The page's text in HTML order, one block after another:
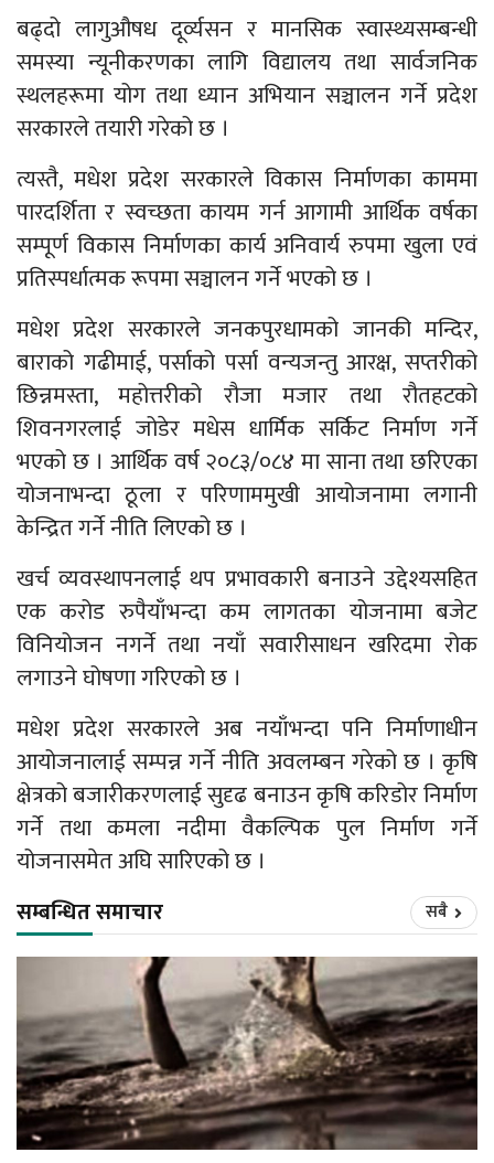
बढ्दो लागुऔषध दूर्व्यसन र मानसिक स्वास्थ्यसम्बन्धी
समस्या न्यूनीकरणका लागि विद्यालय तथा सार्वजनिक
स्थलहरूमा योग तथा ध्यान अभियान सञ्चालन गर्ने प्रदेश
सरकारले तयारी गरेको छ ।
त्यस्तै, मधेश प्रदेश सरकारले विकास निर्माणका काममा
पारदर्शिता र स्वच्छता कायम गर्न आगामी आर्थिक वर्षका
सम्पूर्ण विकास निर्माणका कार्य अनिवार्य रुपमा खुला एवं
प्रतिस्पर्धात्मक रूपमा सञ्चालन गर्ने भएको छ ।
मधेश प्रदेश सरकारले जनकपुरधामको जानकी मन्दिर,
बाराको गढीमाई, पर्साको पर्सा वन्यजन्तु आरक्ष, सप्तरीको
छिन्नमस्ता, महोत्तरीको रौजा मजार तथा रौतहटको
शिवनगरलाई जोडेर मधेस धार्मिक सर्किट निर्माण गर्ने
भएको छ । आर्थिक वर्ष २०८३/०८४ मा साना तथा छरिएका
योजनाभन्दा ठूला र परिणाममुखी आयोजनामा लगानी
केन्द्रित गर्ने नीति लिएको छ ।
खर्च व्यवस्थापनलाई थप प्रभावकारी बनाउने उद्देश्यसहित
एक करोड रुपैयाँभन्दा कम लागतका योजनामा बजेट
विनियोजन नगर्ने तथा नयाँ सवारीसाधन खरिदमा रोक
लगाउने घोषणा गरिएको छ ।
मधेश प्रदेश सरकारले अब नयाँभन्दा पनि निर्माणाधीन
आयोजनालाई सम्पन्न गर्ने नीति अवलम्बन गरेको छ । कृषि
क्षेत्रको बजारीकरणलाई सुदृढ बनाउन कृषि करिडोर निर्माण
गर्ने तथा कमला नदीमा वैकल्पिक पुल निर्माण गर्ने
योजनासमेत अघि सारिएको छ ।
सम्बन्धित समाचार सबै